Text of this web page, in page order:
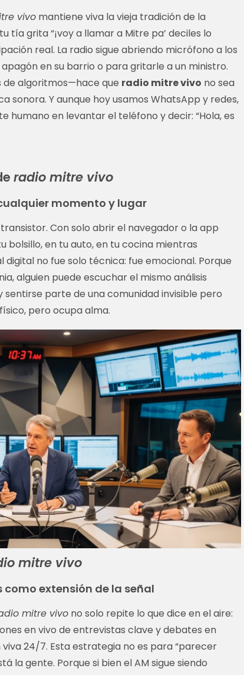
vivo mantiene viva la vieja tradición de la
tía grita “¡voy a llamar a Mitre pa’ deciles lo
real. La radio sigue abriendo micrófono a los
en su barrio o para gritarle a un ministro.
algoritmos—hace que radio mitre vivo no sea
sonora. Y aunque hoy usamos WhatsApp y redes,
humano en levantar el teléfono y decir: “Hola, es
radio mitre vivo
momento y lugar
Con solo abrir el navegador o la app
bolsillo, en tu auto, en tu cocina mientras
no fue solo técnica: fue emocional. Porque
alguien puede escuchar el mismo análisis
parte de una comunidad invisible pero
pero ocupa alma.
mitre vivo
extensión de la señal
mitre vivo no solo repite lo que dice en el aire:
en vivo de entrevistas clave y debates en
24/7. Esta estrategia no es para “parecer
la gente. Porque si bien el AM sigue siendo